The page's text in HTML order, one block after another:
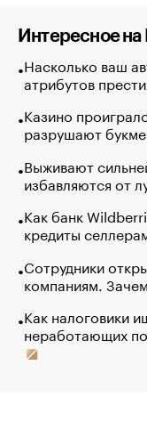
Интересное на
Насколько ваш
атрибутов
Казино
разрушают
Выживают
избавляются от
Как банк
кредиты
Сотрудники
компаниям.
Как налоговики
неработающих